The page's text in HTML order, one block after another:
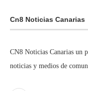
Cn8 Noticias Canarias
CN8 Noticias Canarias un
noticias y medios de